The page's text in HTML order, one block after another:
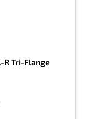
R Tri-Flange